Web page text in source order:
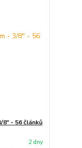
- 56 článků
2 dny